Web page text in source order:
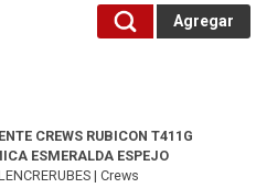
Agregar
CREWS RUBICON T411G
ESMERALDA ESPEJO
| Crews